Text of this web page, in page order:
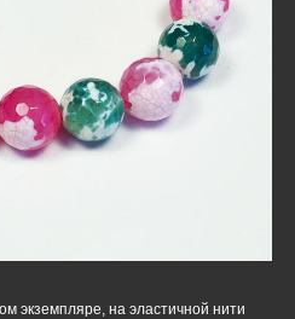
экземпляре, на эластичной нити